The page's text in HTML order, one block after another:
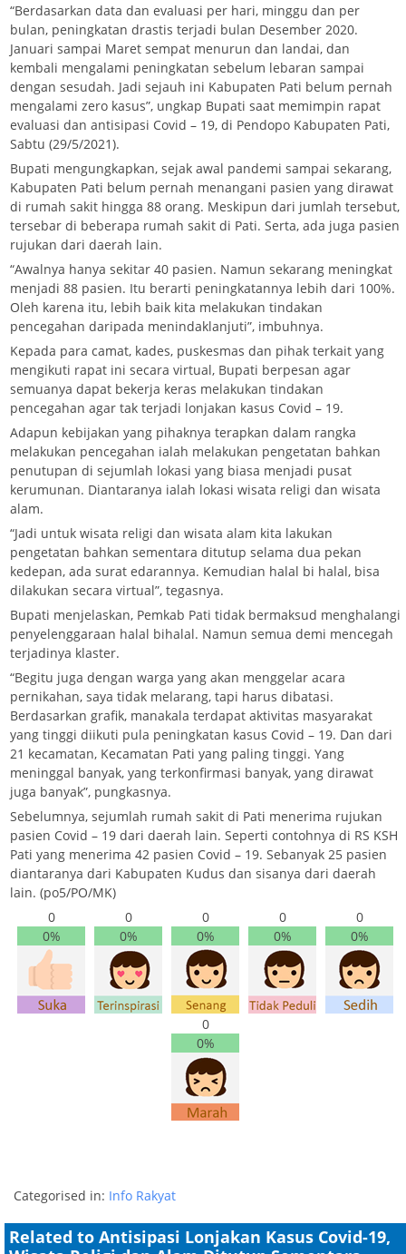
“Berdasarkan data dan evaluasi per hari, minggu dan per
bulan, peningkatan drastis terjadi bulan Desember 2020.
Januari sampai Maret sempat menurun dan landai, dan
kembali mengalami peningkatan sebelum lebaran sampai
dengan sesudah. Jadi sejauh ini Kabupaten Pati belum pernah
mengalami zero kasus”, ungkap Bupati saat memimpin rapat
evaluasi dan antisipasi Covid – 19, di Pendopo Kabupaten Pati,
Sabtu (29/5/2021).
Bupati mengungkapkan, sejak awal pandemi sampai sekarang,
Kabupaten Pati belum pernah menangani pasien yang dirawat
di rumah sakit hingga 88 orang. Meskipun dari jumlah tersebut,
tersebar di beberapa rumah sakit di Pati. Serta, ada juga pasien
rujukan dari daerah lain.
“Awalnya hanya sekitar 40 pasien. Namun sekarang meningkat
menjadi 88 pasien. Itu berarti peningkatannya lebih dari 100%.
Oleh karena itu, lebih baik kita melakukan tindakan
pencegahan daripada menindaklanjuti”, imbuhnya.
Kepada para camat, kades, puskesmas dan pihak terkait yang
mengikuti rapat ini secara virtual, Bupati berpesan agar
semuanya dapat bekerja keras melakukan tindakan
pencegahan agar tak terjadi lonjakan kasus Covid – 19.
Adapun kebijakan yang pihaknya terapkan dalam rangka
melakukan pencegahan ialah melakukan pengetatan bahkan
penutupan di sejumlah lokasi yang biasa menjadi pusat
kerumunan. Diantaranya ialah lokasi wisata religi dan wisata
alam.
“Jadi untuk wisata religi dan wisata alam kita lakukan
pengetatan bahkan sementara ditutup selama dua pekan
kedepan, ada surat edarannya. Kemudian halal bi halal, bisa
dilakukan secara virtual”, tegasnya.
Bupati menjelaskan, Pemkab Pati tidak bermaksud menghalangi
penyelenggaraan halal bihalal. Namun semua demi mencegah
terjadinya klaster.
“Begitu juga dengan warga yang akan menggelar acara
pernikahan, saya tidak melarang, tapi harus dibatasi.
Berdasarkan grafik, manakala terdapat aktivitas masyarakat
yang tinggi diikuti pula peningkatan kasus Covid – 19. Dan dari
21 kecamatan, Kecamatan Pati yang paling tinggi. Yang
meninggal banyak, yang terkonfirmasi banyak, yang dirawat
juga banyak”, pungkasnya.
Sebelumnya, sejumlah rumah sakit di Pati menerima rujukan
pasien Covid – 19 dari daerah lain. Seperti contohnya di RS KSH
Pati yang menerima 42 pasien Covid – 19. Sebanyak 25 pasien
diantaranya dari Kabupaten Kudus dan sisanya dari daerah
lain. (po5/PO/MK)
0
0%
0
0%
0
0%
0
0%
0
0%
0
0%
Categorised in: Info Rakyat
Related to Antisipasi Lonjakan Kasus Covid-19,